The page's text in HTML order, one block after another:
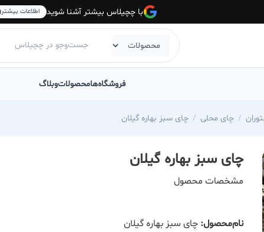
با چچیلاس بیشتر آشنا شوید اطلاعات بیشتر
فروشگاه‌هامحصولاتوبلاگ
چای محلی چای سبز بهاره گیلان
چای سبز بهاره گیلان
مشخصات محصول
نام‌محصول: چای سبز بهاره گیلان